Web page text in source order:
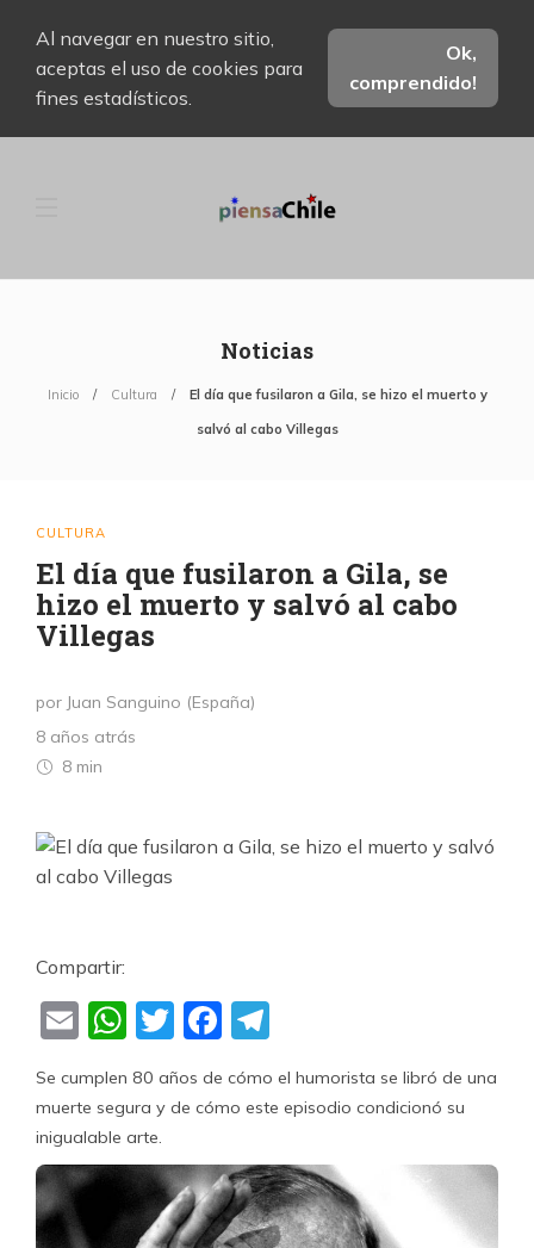
Al navegar en nuestro sitio,
aceptas el uso de cookies para
fines estadísticos.
Ok,
comprendido!
Noticias
Inicio Cultura El día que fusilaron a Gila, se hizo el muerto y
salvó al cabo Villegas
CULTURA
El día que fusilaron a Gila, se
hizo el muerto y salvó al cabo
Villegas
por Juan Sanguino (España)
8 años atrás
8 min
Compartir:
EmailWhatsApp
TwitterFacebook
Se cumplen 80 años de cómo el humorista se libró de una
muerte segura y de cómo este episodio condicionó su
inigualable arte.